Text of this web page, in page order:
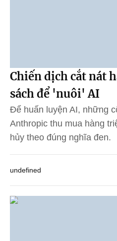
Chiến dịch cắt nát
sách để 'nuôi' AI
Để huấn luyện AI, những
Anthropic thu mua hàng
hủy theo đúng nghĩa đen.
undefined